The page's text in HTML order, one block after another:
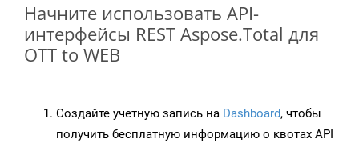
Начните использовать API-
интерфейсы REST Aspose.Total для
OTT to WEB
Создайте учетную запись на Dashboard, чтобы
получить бесплатную информацию о квотах API